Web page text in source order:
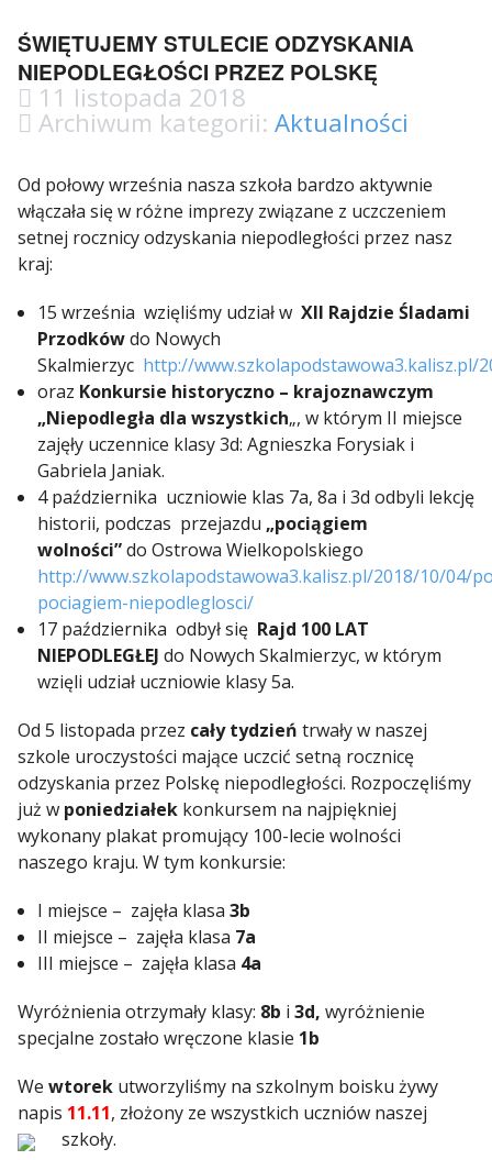
ŚWIĘTUJEMY STULECIE ODZYSKANIA
NIEPODLEGŁOŚCI PRZEZ POLSKĘ
11 listopada 2018
Archiwum kategorii: Aktualności
Od połowy września nasza szkoła bardzo aktywnie
włączała się w różne imprezy związane z uczczeniem
setnej rocznicy odzyskania niepodległości przez nasz
kraj:
15 września wzięliśmy udział w XII Rajdzie Śladami
Przodkówdo Nowych
Skalmierzyc http://www.szkolapodstawowa3.kalisz.pl/
oraz Konkursie historyczno – krajoznawczym
„Niepodległa dla wszystkich„, w którym II miejsce
zajęły uczennice klasy 3d: Agnieszka Forysiak i
Gabriela Janiak.
4 października uczniowie klas 7a, 8a i 3d odbyli lekcję
historii, podczas przejazdu „pociągiem
wolności”do Ostrowa Wielkopolskiego
http://www.szkolapodstawowa3.kalisz.pl/2018/10/04/
pociagiem-niepodleglosci/
17 października odbył się Rajd 100 LAT
NIEPODLEGŁEJ do Nowych Skalmierzyc, w którym
wzięli udział uczniowie klasy 5a.
Od 5 listopada przez cały tydzień trwały w naszej
szkole uroczystości mające uczcić setną rocznicę
odzyskania przez Polskę niepodległości. Rozpoczęliśmy
już w poniedziałek konkursem na najpiękniej
wykonany plakat promujący 100-lecie wolności
naszego kraju. W tym konkursie:
I miejsce – zajęła klasa 3b
II miejsce – zajęła klasa 7a
III miejsce – zajęła klasa 4a
Wyróżnienia otrzymały klasy: 8b i 3d, wyróżnienie
specjalne zostało wręczone klasie 1b
We wtorek utworzyliśmy na szkolnym boisku żywy
napis 11.11, złożony ze wszystkich uczniów naszej
szkoły.